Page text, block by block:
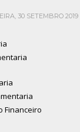
30 SETEMBRO 2019
Financeiro